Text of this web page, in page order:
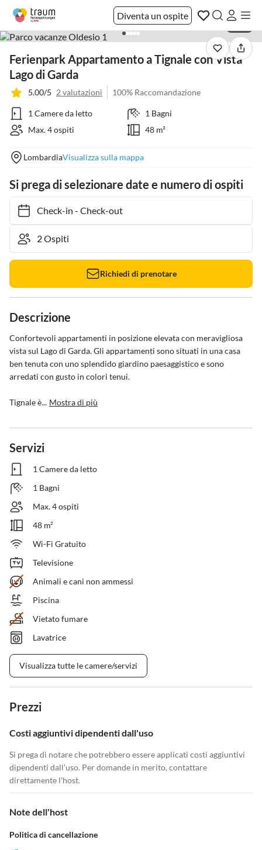
Diventa un ospite
Ferienpark Appartamento a Tignale con Vista
Lago di Garda
5.00/5 2 valutazioni 100% Raccomandazione
1 Camere da letto
1 Bagni
Max. 4 ospiti
48 m²
LombardiaVisualizza sulla mappa
Si prega di selezionare date e numero di ospiti
Check-in- Check-out
Richiedi di prenotare
Descrizione
Confortevoli appartamenti in posizione elevata con meravigliosa
vista sul Lago di Garda. Gli appartamenti sono situati in una casa
ben tenuta con uno splendido giardino paesaggistico e sono
arredati con gusto in colori tenui.
Tignale è... Mostra di più
Servizi
1 Camere da letto
1 Bagni
Max. 4 ospiti
48 m²
Wi-Fi Gratuito
Televisione
Animali e cani non ammessi
Piscina
Vietato fumare
Lavatrice
Visualizza tutte le camere/servizi
Prezzi
Costi aggiuntivi dipendenti dall'uso
Si prega di notare che potrebbero essere applicati costi aggiuntivi
dipendenti dall'uso. Per domande in merito, contattare
direttamente l'host.
Note dell'host
Politica di cancellazione